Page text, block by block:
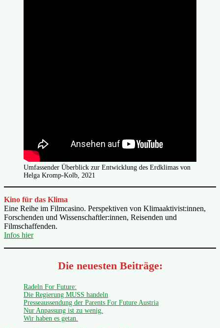
Umfassender Überblick zur Entwicklung des Erdklimas von
Helga Kromp-Kolb, 2021
Kino für das Klima
Eine Reihe im Filmcasino. Perspektiven von Klimaaktivist:innen,
Forschenden und Wissenschaftler:innen, Reisenden und
Filmschaffenden.
Infos hier
Die neuesten Beiträge:
Radeln For Future:
Die Regierung MUSS handeln
Presseaussendung der Parents For Future Austria
Nur Anpassung ist zu wenig.
Wir haben es getan.